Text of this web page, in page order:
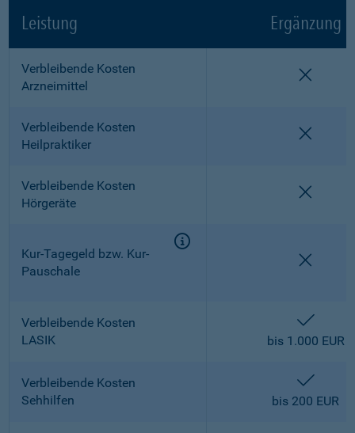
Leistung Ergänzung
Verbleibende Kosten
Arzneimittel
Verbleibende Kosten
Heilpraktiker
Verbleibende Kosten
Hörgeräte
Kur-Tagegeld bzw. Kur-
Pauschale
Verbleibende Kosten
LASIK
bis 1.000 EUR
Verbleibende Kosten
Sehhilfen
bis 200 EUR